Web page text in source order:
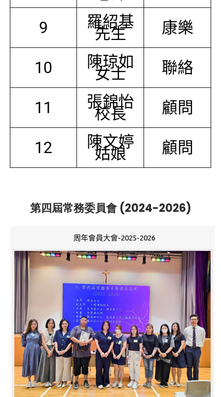
9 羅紹基
先生 康樂
10 陳琼如
女士 聯絡
11 張錦怡
校長 顧問
12 陳文婷
姑娘 顧問
第四屆常務委員會 (2024-2026)
周年會員大會-2025-2026